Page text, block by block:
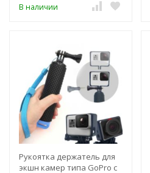
В наличии
Рукоятка держатель для
экшн камер типа GoPro с